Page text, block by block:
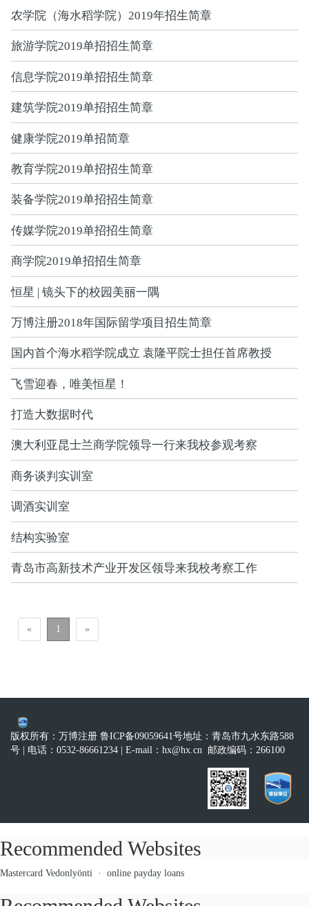
农学院（海水稻学院）2019年招生简章
旅游学院2019单招招生简章
信息学院2019单招招生简章
建筑学院2019单招招生简章
健康学院2019单招简章
教育学院2019单招招生简章
装备学院2019单招招生简章
传媒学院2019单招招生简章
商学院2019单招招生简章
恒星 | 镜头下的校园美丽一隅
万博注册2018年国际留学项目招生简章
国内首个海水稻学院成立 袁隆平院士担任首席教授
飞雪迎春，唯美恒星！
打造大数据时代
澳大利亚昆士兰商学院领导一行来我校参观考察
商务谈判实训室
调酒实训室
结构实验室
青岛市高新技术产业开发区领导来我校考察工作
« 1 »
版权所有：万博注册 鲁ICP备09059641号地址：青岛市九水东路588
号 | 电话：0532-86661234 | E-mail： hx@hx.cn 邮政编码：266100
Recommended Websites
Mastercard Vedonlyönti · online payday loans